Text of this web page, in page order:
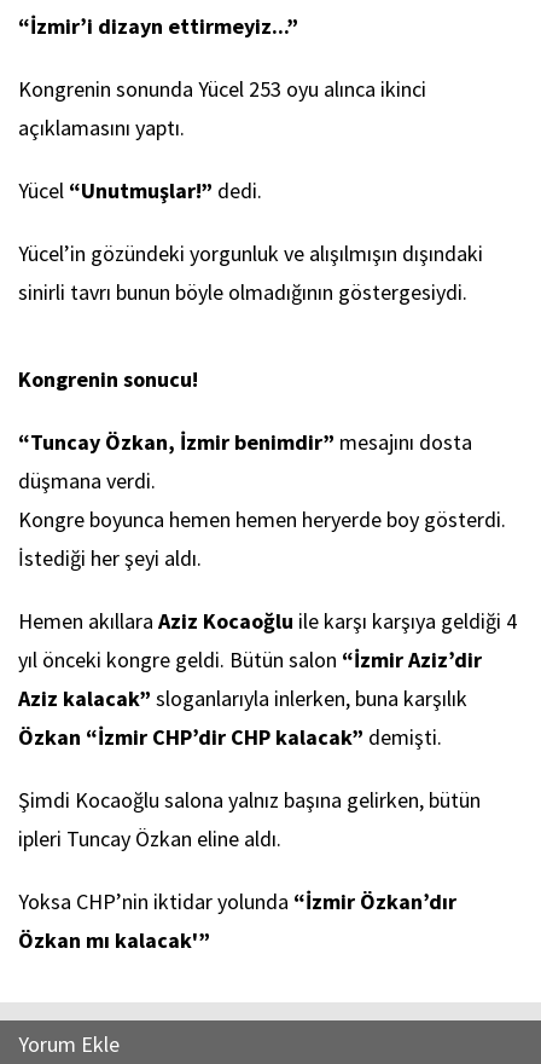
“İzmir’i dizayn ettirmeyiz...”
Kongrenin sonunda Yücel 253 oyu alınca ikinci
açıklamasını yaptı.
Yücel “Unutmuşlar!” dedi.
Yücel’in gözündeki yorgunluk ve alışılmışın dışındaki
sinirli tavrı bunun böyle olmadığının göstergesiydi.
Kongrenin sonucu!
“Tuncay Özkan, İzmir benimdir” mesajını dosta
düşmana verdi.
Kongre boyunca hemen hemen heryerde boy gösterdi.
İstediği her şeyi aldı.
Hemen akıllara Aziz Kocaoğlu ile karşı karşıya geldiği 4
yıl önceki kongre geldi. Bütün salon “İzmir Aziz’dir
Aziz kalacak” sloganlarıyla inlerken, buna karşılık
Özkan “İzmir CHP’dir CHP kalacak” demişti.
Şimdi Kocaoğlu salona yalnız başına gelirken, bütün
ipleri Tuncay Özkan eline aldı.
Yoksa CHP’nin iktidar yolunda “İzmir Özkan’dır
Özkan mı kalacak'”
Yorum Ekle